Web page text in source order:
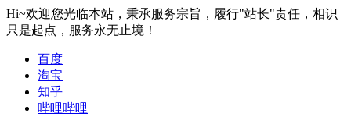
Hi~欢迎您光临本站，秉承服务宗旨，履行"站长"责任，相识
只是起点，服务永无止境！
百度
淘宝
知乎
哔哩哔哩